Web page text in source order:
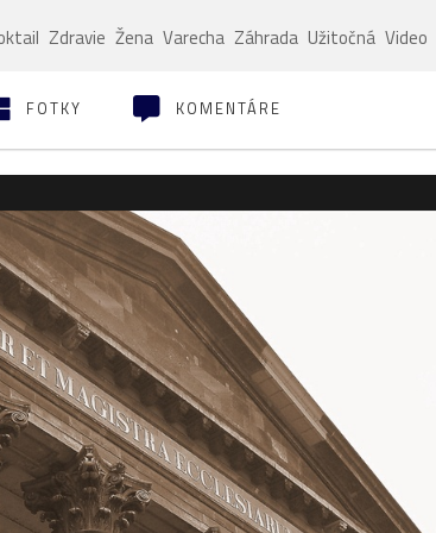
Zdravie Žena Varecha Záhrada Užitočná Video
FOTKY KOMENTÁRE